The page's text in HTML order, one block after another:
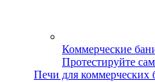
Коммерческие
Протестируйте
Печи для коммерческих